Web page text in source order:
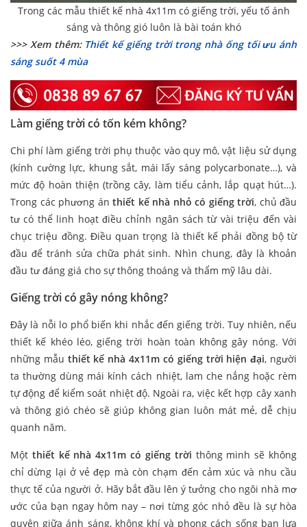
Trong các mẫu thiết kế nhà 4x11m có giếng trời, yếu tố ánh
sáng và thông gió luôn là bài toán khó
>>> Xem thêm: Thiết kế giếng trời trong nhà ống tối ưu ánh
sáng suốt 4 mùa
Làm giếng trời có tốn kém không?
Chi phí làm giếng trời phụ thuộc vào quy mô, vật liệu sử dụng
(kính cường lực, khung sắt, mái lấy sáng polycarbonate…), và
mức độ hoàn thiện (trồng cây, làm tiểu cảnh, lắp quạt hút…).
Trong các phương án thiết kế nhà nhỏ có giếng trời, chủ đầu
tư có thể linh hoạt điều chỉnh ngân sách từ vài triệu đến vài
chục triệu đồng. Điều quan trọng là thiết kế phải đồng bộ từ
đầu để tránh sửa chữa phát sinh. Nhìn chung, đây là khoản
đầu tư đáng giá cho sự thông thoáng và thẩm mỹ lâu dài.
Giếng trời có gây nóng không?
Đây là nỗi lo phổ biến khi nhắc đến giếng trời. Tuy nhiên, nếu
thiết kế khéo léo, giếng trời hoàn toàn không gây nóng. Với
những mẫu thiết kế nhà 4x11m có giếng trời hiện đại, người
ta thường dùng mái kính cách nhiệt, lam che nắng hoặc rèm
tự động để kiểm soát nhiệt độ. Ngoài ra, việc kết hợp cây xanh
và thông gió chéo sẽ giúp không gian luôn mát mẻ, dễ chịu
quanh năm.
Một thiết kế nhà 4x11m có giếng trời thông minh sẽ không
chỉ dừng lại ở vẻ đẹp mà còn chạm đến cảm xúc và nhu cầu
thực tế của người ở. Hãy bắt đầu lên ý tưởng cho ngôi nhà mơ
ước của bạn ngay hôm nay – nơi từng góc nhỏ đều là sự hòa
quyện giữa ánh sáng, không khí và phong cách sống bạn lựa